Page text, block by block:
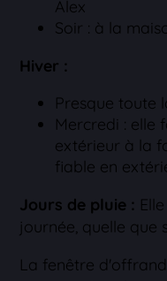
Alex
Soir : à la
Hiver :
Presque toute
Mercredi : elle
extérieur à la
fiable en
Jours de pluie :
journée, quelle que
La fenêtre